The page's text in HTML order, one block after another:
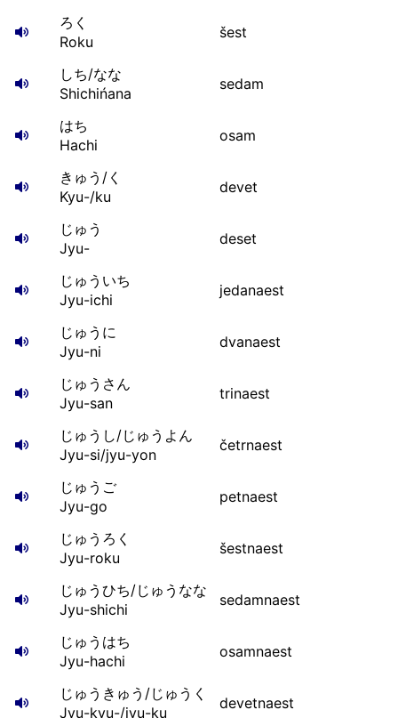
ろく
Roku
šest
しち/なな
Shichińana
sedam
はち
Hachi
osam
きゅう/く
Kyu-/ku
devet
じゅう
Jyu-
deset
じゅういち
Jyu-ichi
jedanaest
じゅうに
Jyu-ni
dvanaest
じゅうさん
Jyu-san
trinaest
じゅうし/じゅうよん
Jyu-si/jyu-yon
četrnaest
じゅうご
Jyu-go
petnaest
じゅうろく
Jyu-roku
šestnaest
じゅうひち/じゅうなな
Jyu-shichi
sedamnaest
じゅうはち
Jyu-hachi
osamnaest
じゅうきゅう/じゅうく
Jyu-kyu-/jyu-ku
devetnaest